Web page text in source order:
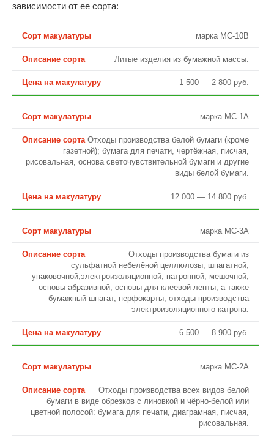
зависимости от ее сорта:
марка МС-10В
Литые изделия из бумажной массы.
1 500 — 2 800 руб.
марка МС-1А
Отходы производства белой бумаги (кроме
газетной); бумага для печати, чертёжная, писчая,
рисовальная, основа светочувствительной бумаги и другие
виды белой бумаги.
12 000 — 14 800 руб.
марка МС-3А
Отходы производства бумаги из
сульфатной небелёной целлюлозы, шпагатной,
упаковочной,электроизоляционной, патронной, мешочной,
основы абразивной, основы для клеевой ленты, а также
бумажный шпагат, перфокарты, отходы производства
электроизоляционного катрона.
6 500 — 8 900 руб.
марка МС-2А
Отходы производства всех видов белой
бумаги в виде обрезков с линовкой и чёрно-белой или
цветной полосой: бумага для печати, диаграмная, писчая,
рисовальная.